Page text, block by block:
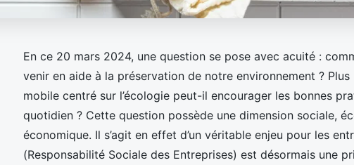
En ce 20 mars 2024, une question se pose avec acuité :
venir en aide à la préservation de notre environnement ?
mobile centré sur l’écologie peut-il encourager les bonnes
quotidien ? Cette question possède une dimension sociale,
économique. Il s’agit en effet d’un véritable enjeu pour les
(Responsabilité Sociale des Entreprises) est désormais une